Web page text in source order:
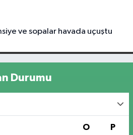
ve sopalar havada uçuştu
Durumu
O P